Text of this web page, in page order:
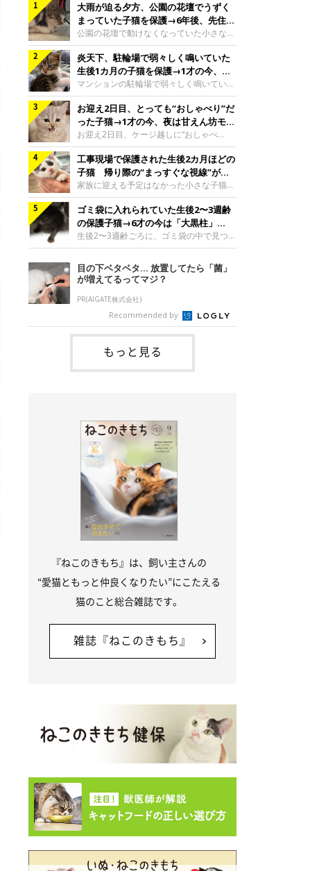
大雨が迫る夕方、公園の花壇でうずく
まっていた子猫を保護→6年後、先住猫
と“姉妹”のような関係に
公園の花壇で動けなくなっていた小さな子
猫。家族に迎えられてから6年、先住猫と
の間には深い絆が育まれていました。保護
当時のティダちゃん。
@muumuu62197189紹介するのは、
X（旧Twitter）ユーザー
@muumuu62197189さんの愛猫・ティダ
ちゃん（取材時6才）の成長記録です。こ
ちらは、生後3カ月ごろのティダちゃん。
飼い主さんが出会ったのは、夜から大雨に
なると予報されていた日の夕方でした。花
壇で動けずにいた子猫保護したばかりのテ
ィダちゃん。@muumuu62197189飼い主
さんは、公園の
炎天下、駐輪場で弱々しく鳴いていた
生後1カ月の子猫を保護→1才の今、筋
肉質でツンデレなコに成長
マンションの駐輪場で弱々しく鳴いてい
た、生後1カ月ほどの子猫。家族に迎えら
れてから1年、体も行動も大きく成長しま
した。炎天下の駐輪場で鳴いていた小さな
子猫保護当時のモモちゃん。@Kingponzu
紹介するのは、X（旧Twitter）ユーザー
@Kingponzuさんの愛猫・モモちゃん（取
材時1才）の成長記録です。こちらは、モ
モちゃんが生後1カ月ごろに撮影された一
枚。飼い主さんの自宅マンションの駐輪場
で鳴いていたところを保護された当時の姿
です。子猫時代のモモちゃん。
@Kingponzuその日は気温が35℃を
お迎え2日目、とっても“おしゃべり”だ
った子猫→1才の今、夜は甘えん坊モー
ドになるコに成長！
お迎え2日目、ケージ越しに“おしゃべ
り”する姿を見せていた子猫。1才になった
今も見せる愛らしい姿にキュンとします。
お迎え2日目、ケージ越しに何かを伝える
ももちゃん“おしゃべり”なももちゃん。
@poocoonyan紹介するのは、Instagram
ユーザー@poocoonyanさんの愛猫・もも
ちゃん（取材時1才／マンチカン）です。
こちらの動画は、ももちゃんが生後2カ月
を過ぎたころ、お迎え2日目に撮影された
ため、当時はケージの中で過ごしていまし
た。鳴いてアピールするももち
工事現場で保護された生後2カ月ほどの
子猫 帰り際の“まっすぐな視線”が忘
れられず、家族の一員に
家族に迎える予定はなかった小さな子猫。
帰り際に見せた姿が、飼い主さんの心に残
りました。保護当時の夏目ちゃん。
@shibainu_rintaro紹介するのは、
Instagramユーザー@shibainu_rintaroさ
んの愛猫・夏目（なつめ）ちゃん（取材時
3才）。工事現場で親猫とはぐれたとみら
れ、保護された当時は生後2カ月ほどだっ
たといいます。新しい飼い主を探すつもり
が……保護されてケージに入っている夏目
ちゃん。@shibainu_rintaro夏目ちゃんを
保護したのは、以前、飼い主さんの愛猫・
ちくわく
ゴミ袋に入れられていた生後2〜3週齢
の保護子猫→6才の今は「大黒柱」
に！ 美しい黒猫に成長した姿にグッ
とくる
生後2〜3週齢ごろに、ゴミ袋の中で見つか
った小さな命。ミルクから育てられたその
子猫は今、家族に欠かせない存在へと成長
しました。ゴミ袋の中で見つかった、ミニ
モグラのような子猫よちよち歩きをしてい
たころの、生後2〜3週齢ごろのドンちゃ
ん。@doddou_1今回紹介するのは、
X（旧Twitter）ユーザー@doddou_1さん
の愛猫・ドンちゃん（取材時、推定6才／
本名：ドミトリー・ドンスコイ）。ドンち
ゃんは、保護猫でした。ドンちゃんが見つ
かったのは、飼い主さんの姉の勤め先の敷
目の下ベタベタ… 放置してたら「菌」
が増えてるってマジ？
PR(AIGATE株式会社)
Recommended by
もっと見る
『ねこのきもち』は、飼い主さんの
“愛猫ともっと仲良くなりたい”にこたえる
猫のこと総合雑誌です。
雑誌『ねこのきもち』